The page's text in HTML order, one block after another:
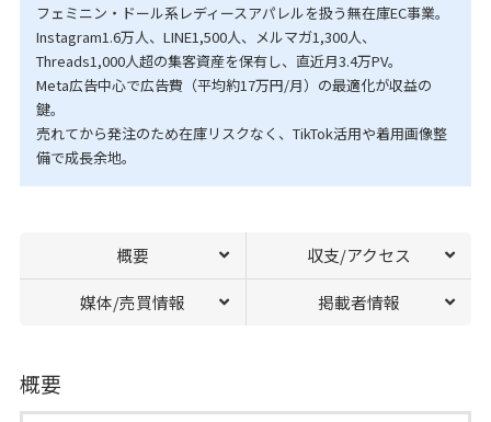
フェミニン・ドール系レディースアパレルを扱う無在庫EC事業。
Instagram1.6万人、LINE1,500人、メルマガ1,300人、
Threads1,000人超の集客資産を保有し、直近月3.4万PV。
Meta広告中心で広告費（平均約17万円/月）の最適化が収益の
鍵。
売れてから発注のため在庫リスクなく、TikTok活用や着用画像整
備で成長余地。
概要 収支/アクセス
媒体/売買情報 掲載者情報
概要